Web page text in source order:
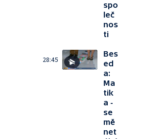
spo
leč
nos
ti
28:45
Bes
ed
a:
Ma
tik
a -
se
mě
net